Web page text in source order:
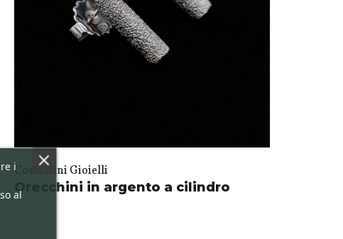
Costantini Gioielli
Orecchini in argento a cilindro
i
al